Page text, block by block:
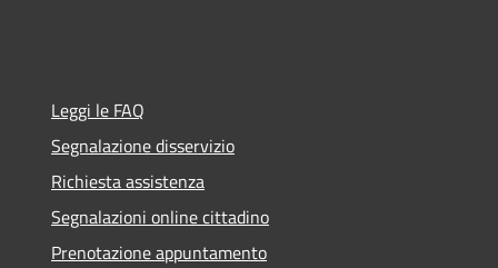
Leggi le FAQ
Segnalazione disservizio
Richiesta assistenza
Segnalazioni online cittadino
Prenotazione appuntamento